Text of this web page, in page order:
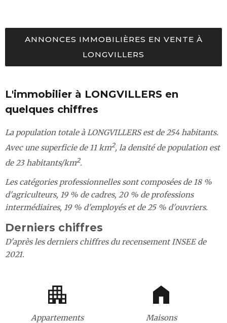
ANNONCES IMMOBILIÈRES EN VENTE À
LONGVILLERS
L'immobilier à LONGVILLERS en
quelques chiffres
La population totale à LONGVILLERS est de 254 habitants.
Avec une superficie de 11 km2, la densité de population est
de 23 habitants/km2.
Les catégories professionnelles sont composées de 18 %
d'agriculteurs, 19 % de cadres, 20 % de professions
intermédiaires, 19 % d'employés et de 25 % d'ouvriers.
Derniers chiffres
D'après les derniers chiffres du recensement INSEE de
2021.
Appartements
Maisons